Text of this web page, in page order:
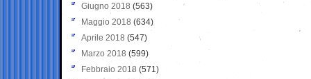
Giugno 2018 (563)
Maggio 2018 (634)
Aprile 2018 (547)
Marzo 2018 (599)
Febbraio 2018 (571)